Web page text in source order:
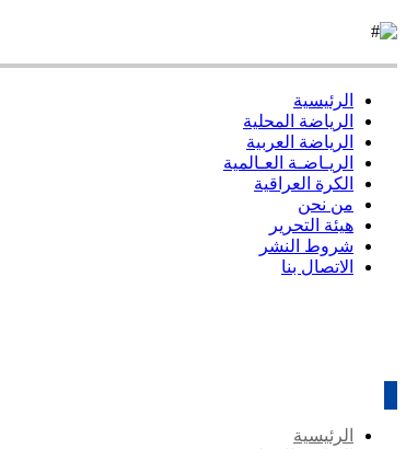
الرئيسية
الرياضة المحلية
الرياضة العربية
الريـاضـة العـالمية
الكرة العراقية
من نحن
هيئة التحرير
شروط النشر
الاتصال بنا
الرئيسية